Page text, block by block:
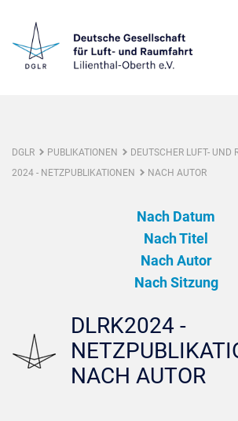
DGLR PUBLIKATIONEN
DEUTSCHER LUFT- UND
2024 - NETZPUBLIKATIONEN
NACH AUTOR
Nach Datum
Nach Titel
Nach Autor
Nach Sitzung
DLRK2024 -
NACH AUTOR